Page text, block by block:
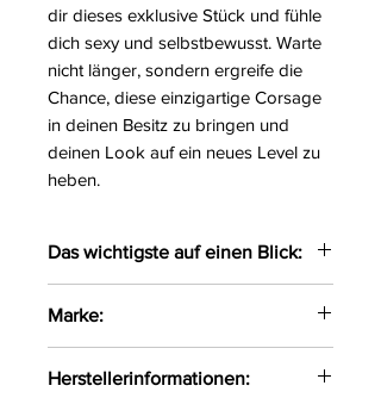
dir dieses exklusive Stück und fühle
dich sexy und selbstbewusst. Warte
nicht länger, sondern ergreife die
Chance, diese einzigartige Corsage
in deinen Besitz zu bringen und
deinen Look auf ein neues Level zu
heben.
Das wichtigste auf einen Blick:
gefertigt aus zarten Materialien
Mit verstellbaren Trägern und
eingearbeiteten Bügeln
Marke:
Herstellerinformationen: